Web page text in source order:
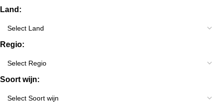
Land:
Regio:
Soort wijn: